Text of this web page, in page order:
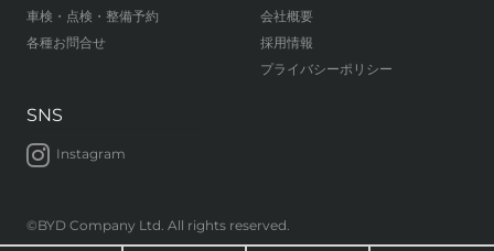
車検・点検・整備予約
各種お問合せ
会社概要
採用情報
プライバシーポリシー
SNS
Instagram
©BYD Company Ltd. All rights reserved.